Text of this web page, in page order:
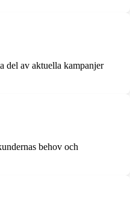
del av aktuella kampanjer
behov och